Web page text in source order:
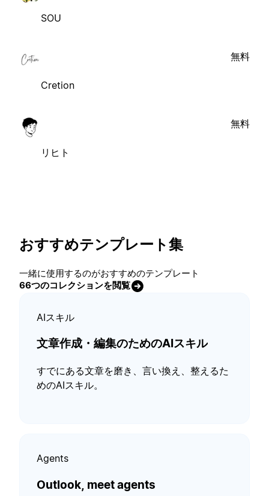
SOU
Cretion
無料
リヒト
無料
おすすめテンプレート集
一緒に使用するのがおすすめのテンプレート
66つのコレクションを閲覧
AIスキル
文章作成・編集のためのAIスキル
すでにある文章を磨き、言い換え、整えるた
めのAIスキル。
Agents
Outlook, meet agents